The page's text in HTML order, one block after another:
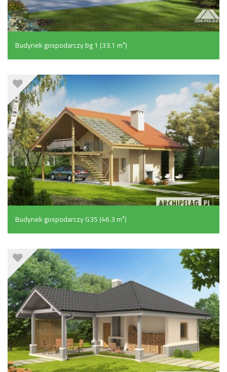
Budynek gospodarczy bg 1 (33.1 m²)
Budynek gospodarczy G35 (46.3 m²)